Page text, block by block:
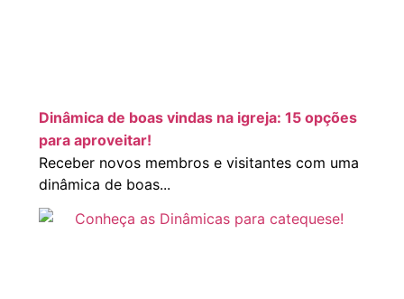
Dinâmica de boas vindas na igreja: 15 opções
para aproveitar!
Receber novos membros e visitantes com uma
dinâmica de boas...